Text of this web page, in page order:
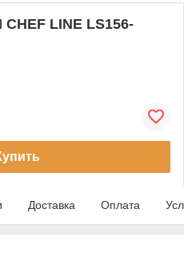
LINE LS156-
Доставка Оплата